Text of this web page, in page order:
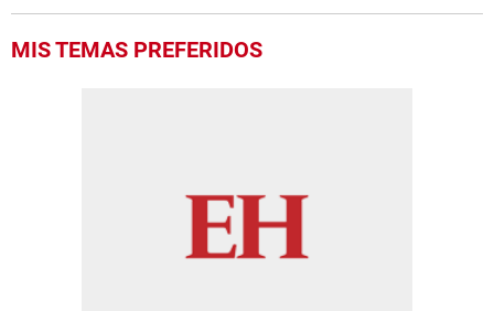
MIS TEMAS PREFERIDOS